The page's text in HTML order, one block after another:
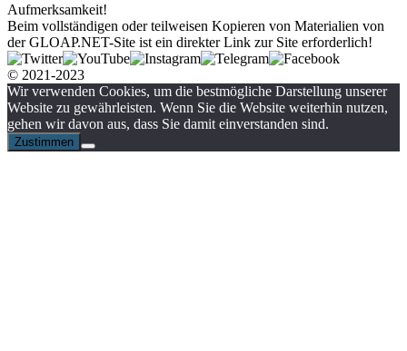
Aufmerksamkeit!
Beim vollständigen oder teilweisen Kopieren von Materialien von
der GLOAP.NET-Site ist ein direkter Link zur Site erforderlich!
© 2021-2023
Wir verwenden Cookies, um die bestmögliche Darstellung unserer
Website zu gewährleisten. Wenn Sie die Website weiterhin nutzen,
gehen wir davon aus, dass Sie damit einverstanden sind.
Zustimmen